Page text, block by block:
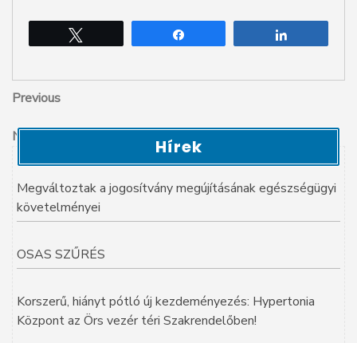
Bejegyzés
navigáció
Previous
Previous
Next
Next Hírek
Megváltoztak a jogosítvány megújításának egészségügyi
követelményei
OSAS SZŰRÉS
Korszerű, hiányt pótló új kezdeményezés: Hypertonia
Központ az Örs vezér téri Szakrendelőben!